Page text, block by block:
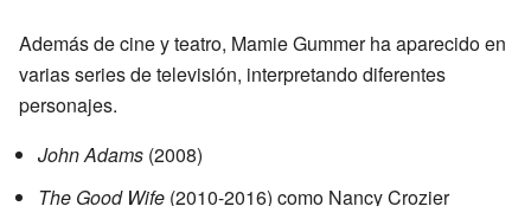
Además de cine y teatro, Mamie Gummer ha aparecido en
varias series de televisión, interpretando diferentes
personajes.
John Adams (2008)
The Good Wife (2010-2016) como Nancy Crozier